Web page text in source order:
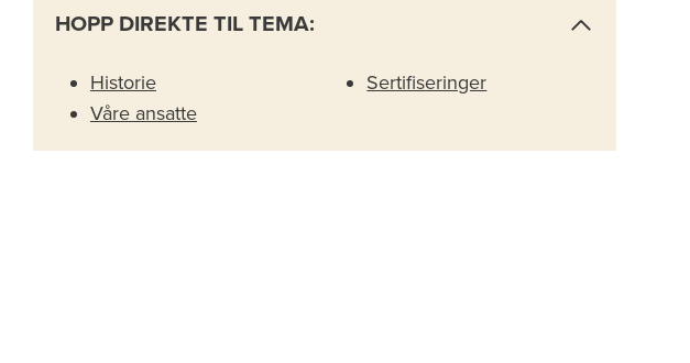
HOPP DIREKTE TIL TEMA:
Historie
Våre ansatte
Sertifiseringer